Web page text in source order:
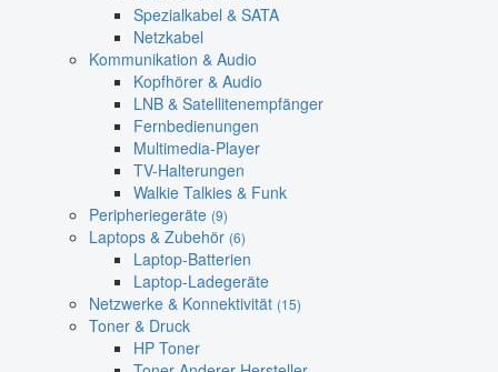
Spezialkabel & SATA
Netzkabel
Kommunikation & Audio
Kopfhörer & Audio
LNB & Satellitenempfänger
Fernbedienungen
Multimedia-Player
TV-Halterungen
Walkie Talkies & Funk
Peripheriegeräte (9)
Laptops & Zubehör (6)
Laptop-Batterien
Laptop-Ladegeräte
Netzwerke & Konnektivität (15)
Toner & Druck
HP Toner